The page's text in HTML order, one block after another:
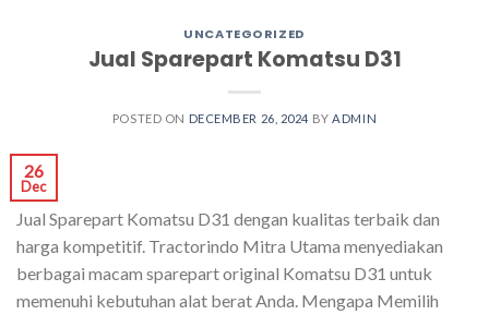
UNCATEGORIZED
Jual Sparepart Komatsu D31
POSTED ON DECEMBER 26, 2024 BYADMIN
26
Dec
Jual Sparepart Komatsu D31 dengan kualitas terbaik dan
harga kompetitif. Tractorindo Mitra Utama menyediakan
berbagai macam sparepart original Komatsu D31 untuk
memenuhi kebutuhan alat berat Anda. Mengapa Memilih